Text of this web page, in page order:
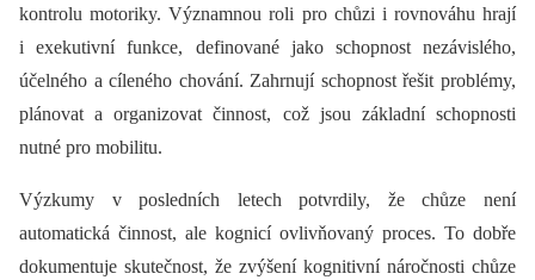
kontrolu motoriky. Významnou roli pro chůzi i rovnováhu hrají
i exekutivní funkce, definované jako schopnost nezávislého,
účelného a cíleného chování. Zahrnují schopnost řešit problémy,
plánovat a organizovat činnost, což jsou základní schopnosti
nutné pro mobilitu.
Výzkumy v posledních letech potvrdily, že chůze není
automatická činnost, ale kognicí ovlivňovaný proces. To dobře
dokumentuje skutečnost, že zvýšení kognitivní náročnosti chůze